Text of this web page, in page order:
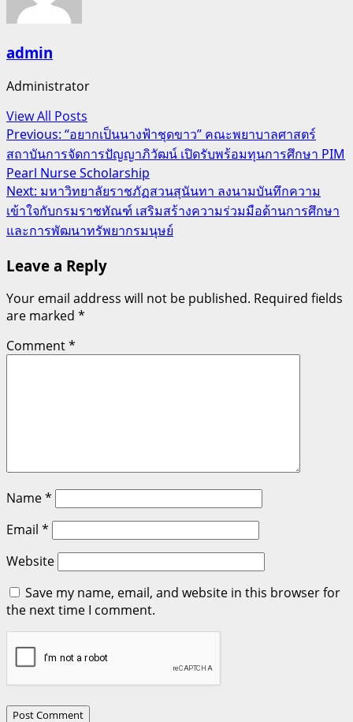
admin
Administrator
View All Posts
Post
navigation
Previous: “อยากเป็นนางฟ้าชุดขาว” คณะพยาบาลศาสตร์
สถาบันการจัดการปัญญาภิวัฒน์ เปิดรับพร้อมทุนการศึกษา PIM
Pearl Nurse Scholarship
Next: มหาวิทยาลัยราชภัฏสวนสุนันทา ลงนามบันทึกความ
เข้าใจกับกรมราชทัณฑ์ เสริมสร้างความร่วมมือด้านการศึกษา
และการพัฒนาทรัพยากรมนุษย์
Leave a Reply
Your email address will not be published. Required fields
are marked *
Comment*
Name*
Email *
Website
Save my name, email, and website in this browser for
the next time I comment.